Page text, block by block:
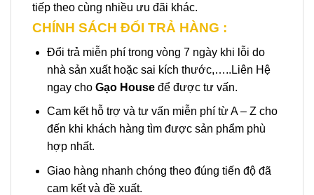
tiếp theo cùng nhiều ưu đãi khác.
CHÍNH SÁCH ĐỔI TRẢ HÀNG :
Đổi trả miễn phí trong vòng 7 ngày khi lỗi do
nhà sản xuất hoặc sai kích thước,…..Liên Hệ
ngay cho Gạo Houseđể được tư vấn.
Cam kết hỗ trợ và tư vấn miễn phí từ A – Z cho
đến khi khách hàng tìm được sản phẩm phù
hợp nhất.
Giao hàng nhanh chóng theo đúng tiến độ đã
cam kết và đề xuất.